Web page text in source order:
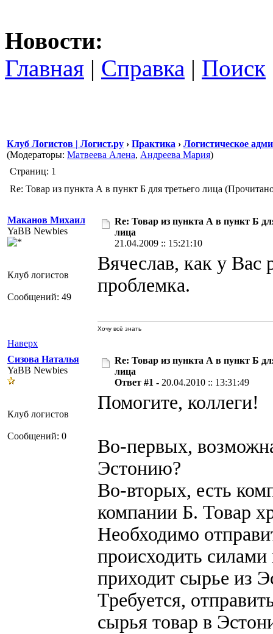
Новости:
Главная | Справка | Поиск
Клуб Логистов | Логист.ру › Практика › Логистическое
(Модераторы: Матвеева Алена, Андреева Мария)
Страниц: 1
Re: Товар из пункта А в пункт Б для третьего лица
Маканов Михаил
YaBB Newbies
Клуб логистов
Сообщений: 49
Re: Товар из пункта А в пункт Б
лица
21.04.2009 :: 15:21:10
Вячеслав, как у Вас
проблемка.
Наверх
Хочу всё знать
Сизова Наталья
YaBB Newbies
Клуб логистов
Сообщений: 0
Re: Товар из пункта А в пункт Б
лица
Ответ #1 - 20.04.2010 :: 13:31:49
Помогите, коллеги!
Во-первых,
Эстонию?
Во-вторых, есть
компании Б. Товар
Необходимо
происходить
приходит сырье из
Требуется,
сырья товар в